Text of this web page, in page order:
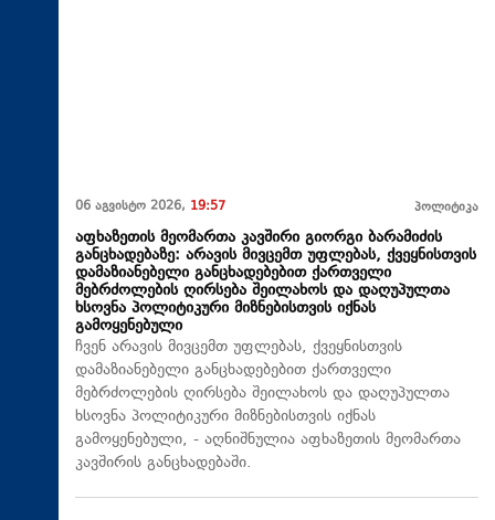
06 აგვისტო 2026, 19:57 პოლიტიკა
აფხაზეთის მეომართა კავშირი გიორგი ბარამიძის
განცხადებაზე: არავის მივცემთ უფლებას, ქვეყნისთვის
დამაზიანებელი განცხადებებით ქართველი
მებრძოლების ღირსება შეილახოს და დაღუპულთა
ხსოვნა პოლიტიკური მიზნებისთვის იქნას
გამოყენებული
ჩვენ არავის მივცემთ უფლებას, ქვეყნისთვის
დამაზიანებელი განცხადებებით ქართველი
მებრძოლების ღირსება შეილახოს და დაღუპულთა
ხსოვნა პოლიტიკური მიზნებისთვის იქნას
გამოყენებული, - აღნიშნულია აფხაზეთის მეომართა
კავშირის განცხადებაში.